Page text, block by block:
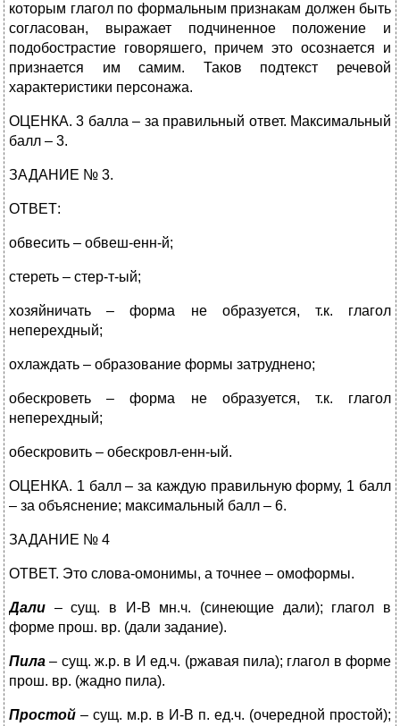
которым глагол по формальным признакам должен быть
согласован, выражает подчиненное положение и
подобострастие говоряшего, причем это осознается и
признается им самим. Таков подтекст речевой
характеристики персонажа.
ОЦЕНКА. 3 балла – за правильный ответ. Максимальный
балл – 3.
ЗАДАНИЕ № 3.
ОТВЕТ:
обвесить – обвеш-енн-й;
стереть – стер-т-ый;
хозяйничать – форма не образуется, т.к. глагол
неперехдный;
охлаждать – образование формы затруднено;
обескроветь – форма не образуется, т.к. глагол
неперехдный;
обескровить – обескровл-енн-ый.
ОЦЕНКА. 1 балл – за каждую правильную форму, 1 балл
– за объяснение; максимальный балл – 6.
ЗАДАНИЕ № 4
ОТВЕТ. Это слова-омонимы, а точнее – омоформы.
Дали – сущ. в И-В мн.ч. (синеющие дали); глагол в
форме прош. вр. (дали задание).
Пила – сущ. ж.р. в И ед.ч. (ржавая пила); глагол в форме
прош. вр. (жадно пила).
Простой – сущ. м.р. в И-В п. ед.ч. (очередной простой);